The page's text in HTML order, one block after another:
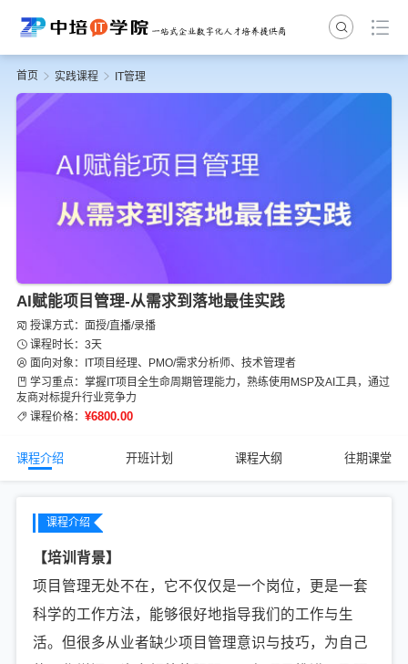
首页 实践课程 IT管理
AI赋能项目管理-从需求到落地最佳实践
授课方式：面授/直播/录播
课程时长：3天
面向对象：IT项目经理、PMO/需求分析师、技术管理者
学习重点：掌握IT项目全生命周期管理能力，熟练使用MSP及AI工具，通过
友商对标提升行业竞争力
课程价格： ¥6800.00
课程介绍 开班计划 课程大纲 往期课堂
课程介绍
【培训背景】
项目管理无处不在，它不仅仅是一个岗位，更是一套
科学的工作方法，能够很好地指导我们的工作与生
活。但很多从业者缺少项目管理意识与技巧，为自己